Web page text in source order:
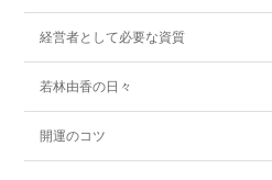
経営者として必要な資質
若林由香の日々
開運のコツ